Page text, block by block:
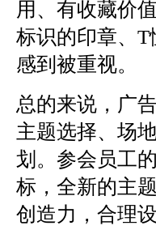
用、有收藏价
标识的印章、
感到被重视。
总的来说，广
主题选择、场
划。参会员工
标，全新的主
创造力，合理